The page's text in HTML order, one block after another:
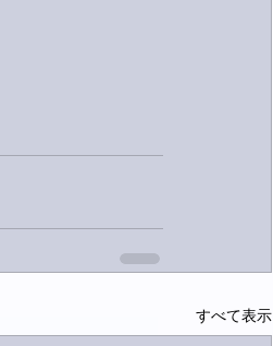
すべて表示